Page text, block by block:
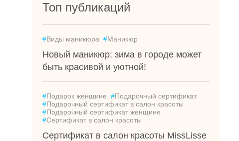
Топ публикаций
#Виды маникюра #Маникюр
Новый маникюр: зима в городе может
быть красивой и уютной!
#Подарок женщине #Подарочный сертификат
#Подарочный сертификат в салон красоты
#Подарочный сертификат женщине
#Сертификат в салон красоты
Сертификат в салон красоты MissLisse